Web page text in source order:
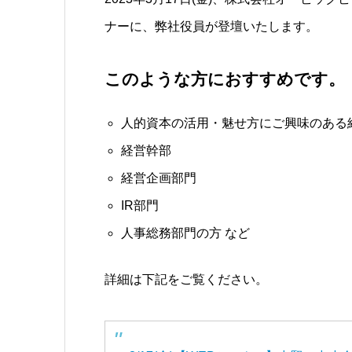
ナーに、弊社役員が登壇いたします。
このような方におすすめです。
人的資本の活用・魅せ方にご興味のある
経営幹部
経営企画部門
IR部門
人事総務部門の方 など
詳細は下記をご覧ください。